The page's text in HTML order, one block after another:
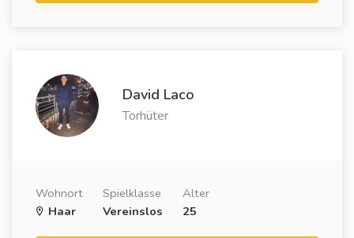
David Laco
Torhüter
Wohnort
Haar
Spielklasse
Vereinslos
Alter
25